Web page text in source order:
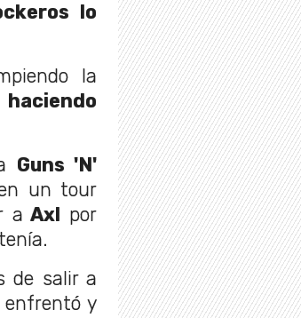
lo
la
haciendo
Guns 'N'
un tour
a Axl por
de salir a
y